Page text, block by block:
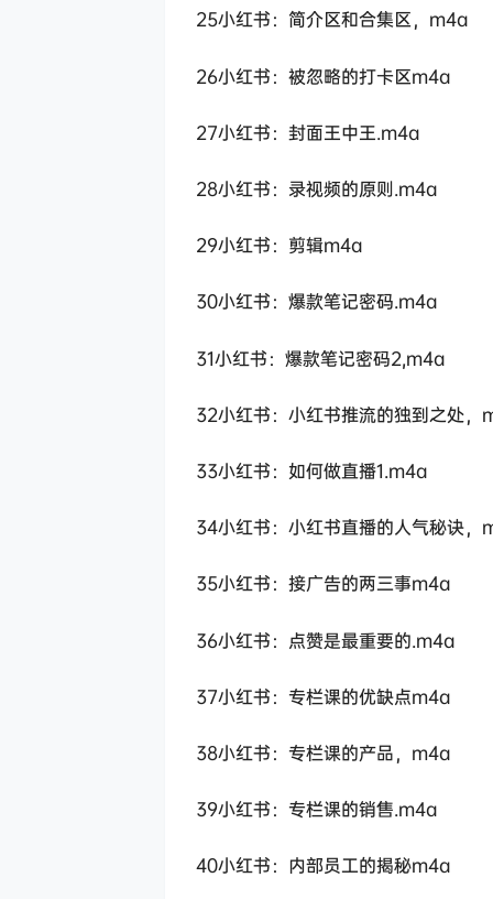
25小红书：简介区和合集区，m4a
26小红书：被忽略的打卡区m4a
27小红书：封面王中王.m4a
28小红书：录视频的原则.m4a
29小红书：剪辑m4a
30小红书：爆款笔记密码.m4a
31小红书：爆款笔记密码2,m4a
32小红书：小红书推流的独到之处，
33小红书：如何做直播1.m4a
34小红书：小红书直播的人气秘诀，
35小红书：接广告的两三事m4a
36小红书：点赞是最重要的.m4a
37小红书：专栏课的优缺点m4a
38小红书：专栏课的产品，m4a
39小红书：专栏课的销售.m4a
40小红书：内部员工的揭秘m4a